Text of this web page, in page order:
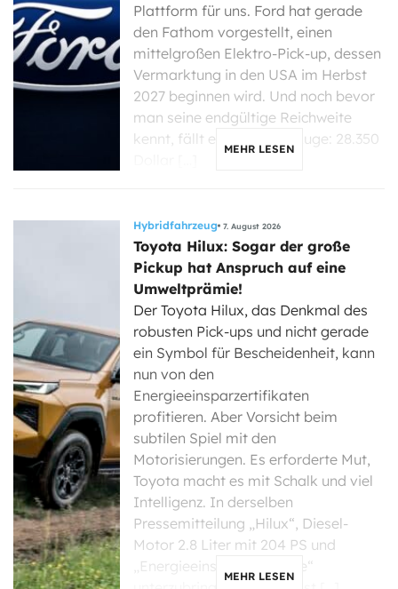
Plattform für uns. Ford hat gerade
den Fathom vorgestellt, einen
mittelgroßen Elektro-Pick-up, dessen
Vermarktung in den USA im Herbst
2027 beginnen wird. Und noch bevor
man seine endgültige Reichweite
kennt, fällt eine Zahl ins Auge: 28.350
MEHR LESEN
Hybridfahrzeug 7. August 2026
Toyota Hilux: Sogar der große
Pickup hat Anspruch auf eine
Umweltprämie!
Der Toyota Hilux, das Denkmal des
robusten Pick-ups und nicht gerade
ein Symbol für Bescheidenheit, kann
nun von den
Energieeinsparzertifikaten
profitieren. Aber Vorsicht beim
subtilen Spiel mit den
Motorisierungen. Es erforderte Mut,
Toyota macht es mit Schalk und viel
Intelligenz. In derselben
Pressemitteilung „Hilux“, Diesel-
Motor 2.8 Liter mit 204 PS und
„Energieeinsparzertifikate“
MEHR LESEN